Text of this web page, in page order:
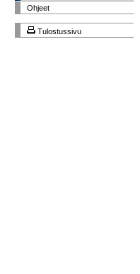
Ohjeet
Tulostussivu